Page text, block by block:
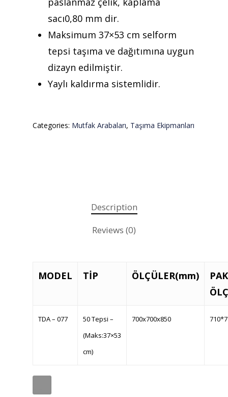
sacı0,80 mm dir.
Maksimum 37×53 cm selform
tepsi taşıma ve dağıtımına uygun
dizayn edilmiştir.
Yaylı kaldırma sistemlidir.
Categories: Mutfak Arabaları, Taşıma Ekipmanları
Description
Reviews (0)
MODEL TİP ÖLÇÜLER(mm)
TDA – 077
50 Tepsi –
(Maks:37×53
cm)
700x700x850
Teklif almak için tıklayın
Anasayfa